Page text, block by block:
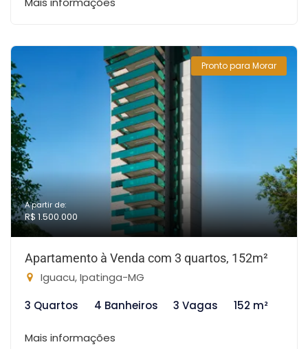
Pronto para Morar
A partir de:
R$ 1.500.000
Apartamento à Venda com 3 quartos, 152m²
Iguacu, Ipatinga-MG
3 Quartos
4 Banheiros 3 Vagas 152 m²
Mais informações